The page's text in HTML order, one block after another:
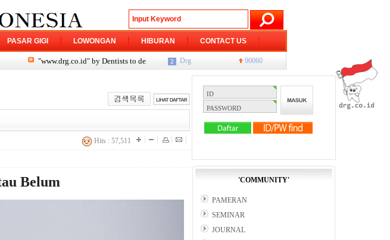
PASAR GIGI LOWONGAN HIBURAN CONTACT US
"www.drg.co.id" by Dentists to dentists Please share as , Events, meetings, promotions, etc. Tulis berita
Drg 90060
Hits : 57,511
Belum 'COMMUNITY'
PAMERAN
SEMINAR
JOURNAL